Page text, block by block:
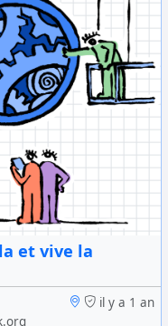
et vive la
il y a 1 an